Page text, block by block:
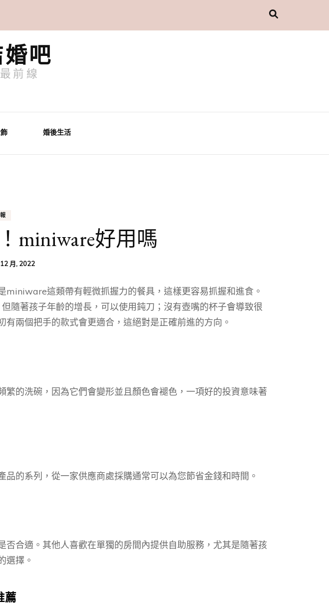
吧
前線
婚後生活
miniware好用嗎
月, 2022
這類帶有輕微抓握力的餐具，這樣更容易抓握和進食。
隨著孩子年齡的增長，可以使用鈍刀；沒有壺嘴的杯子會導致很
兩個把手的款式會更適合，這絕對是正確前進的方向。
的洗碗，因為它們會變形並且顏色會褪色，一項好的投資意味著
的系列，從一家供應商處採購通常可以為您節省金錢和時間。
合適。其他人喜歡在單獨的房間內提供自助服務，尤其是隨著孩
選擇。
薦